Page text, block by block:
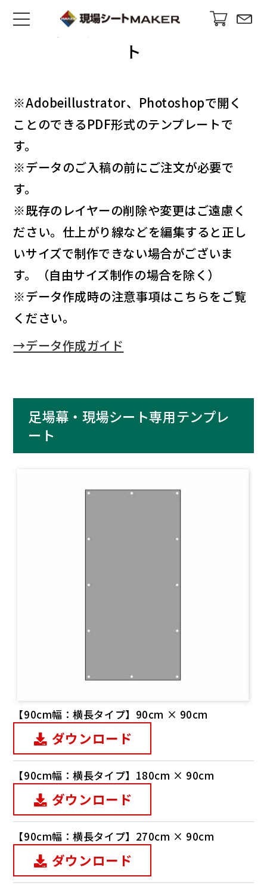
足場幕・現場シートテンプレー
ト
※Adobeillustrator、Photoshopで開く
ことのできるPDF形式のテンプレートで
す。
※データのご入稿の前にご注文が必要で
す。
※既存のレイヤーの削除や変更はご遠慮く
ださい。仕上がり線などを編集すると正し
いサイズで制作できない場合がございま
す。（自由サイズ制作の場合を除く）
※データ作成時の注意事項はこちらをご覧
ください。
→データ作成ガイド
足場幕・現場シート専用テンプレ
ート
【90cm幅：横長タイプ】90cm × 90cm
ダウンロード
【90cm幅：横長タイプ】180cm × 90cm
ダウンロード
【90cm幅：横長タイプ】270cm × 90cm
ダウンロード